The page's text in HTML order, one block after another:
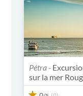
Pétra -
sur la mer